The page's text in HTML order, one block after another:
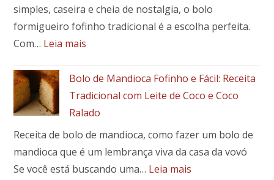
com
mandioca:
e
cheia
sabor
simples, caseira e cheia de nostalgia, o bolo
formigueiro fofinho tradicional é a escolha perfeita.
Com… Leia mais
formigueiro
tradicional
Bolo de Mandioca Fofinho e Fácil: Receita
Tradicional com Leite de Coco e Coco
Ralado
Receita de bolo de mandioca, como fazer um bolo de
mandioca que é um lembrança viva da casa da vovó
Se você está buscando uma… Leia mais